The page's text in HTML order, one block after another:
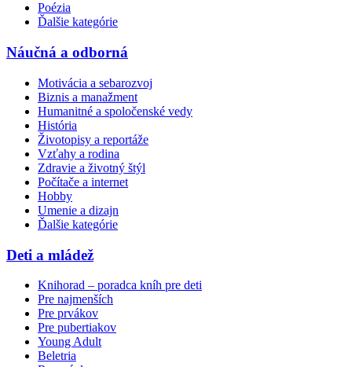
Poézia
Ďalšie kategórie
Náučná a odborná
Motivácia a sebarozvoj
Biznis a manažment
Humanitné a spoločenské vedy
História
Životopisy a reportáže
Vzťahy a rodina
Zdravie a životný štýl
Počítače a internet
Hobby
Umenie a dizajn
Ďalšie kategórie
Deti a mládež
Knihorad – poradca kníh pre deti
Pre najmenších
Pre prvákov
Pre pubertiakov
Young Adult
Beletria